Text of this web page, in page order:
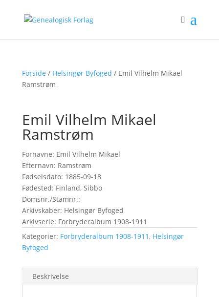
Forside / Helsingør Byfoged / Emil Vilhelm Mikael
Ramstrøm
Emil Vilhelm Mikael
Ramstrøm
Fornavne: Emil Vilhelm Mikael
Efternavn: Ramstrøm
Fødselsdato: 1885-09-18
Fødested: Finland, Sibbo
Domsnr./Stamnr.:
Arkivskaber: Helsingør Byfoged
Arkivserie: Forbryderalbum 1908-1911
Kategorier: Forbryderalbum 1908-1911, Helsingør
Byfoged
Beskrivelse